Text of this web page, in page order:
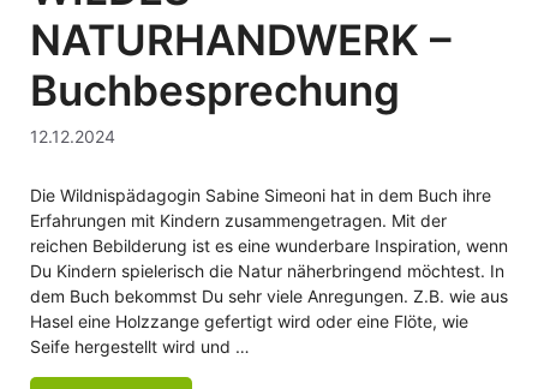
NATURHANDWERK –
Buchbesprechung
12.12.2024
Die Wildnispädagogin Sabine Simeoni hat in dem Buch ihre
Erfahrungen mit Kindern zusammengetragen. Mit der
reichen Bebilderung ist es eine wunderbare Inspiration, wenn
Du Kindern spielerisch die Natur näherbringend möchtest. In
dem Buch bekommst Du sehr viele Anregungen. Z.B. wie aus
Hasel eine Holzzange gefertigt wird oder eine Flöte, wie
Seife hergestellt wird und …